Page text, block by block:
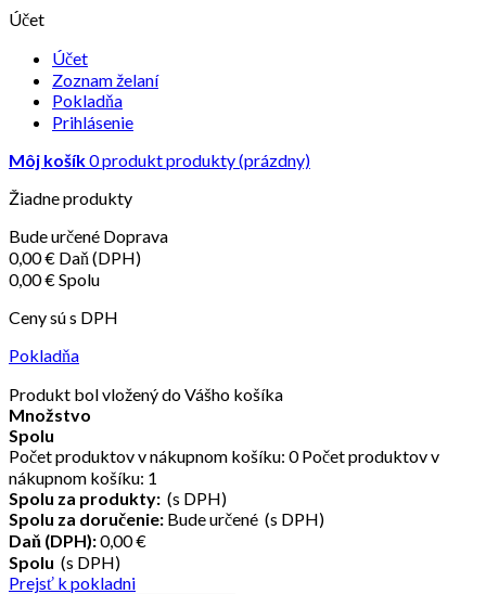
Účet
Účet
Zoznam želaní
Pokladňa
Prihlásenie
Môj košík0produktprodukty(prázdny)
Žiadne produkty
Bude určené Doprava
0,00 € Daň (DPH)
0,00 €Spolu
Ceny sú s DPH
Pokladňa
Produkt bol vložený do Vášho košíka
Množstvo
Spolu
Počet produktov v nákupnom košíku: 0 Počet produktov v
nákupnom košíku: 1
Spolu za produkty: (s DPH)
Spolu za doručenie: Bude určené (s DPH)
Daň (DPH):0,00 €
Spolu (s DPH)
Prejsť k pokladni